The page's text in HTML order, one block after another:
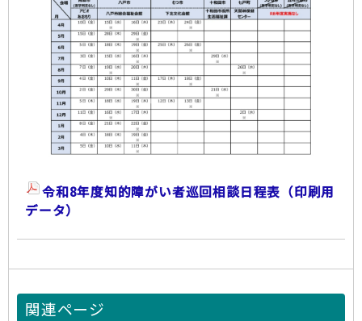
令和8年度知的障がい者巡回相談日程表（印刷用
データ）
関連ページ